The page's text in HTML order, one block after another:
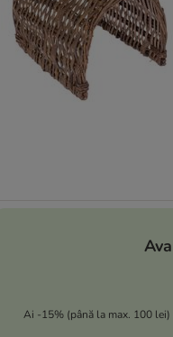
Ai -15% (până la max. 100